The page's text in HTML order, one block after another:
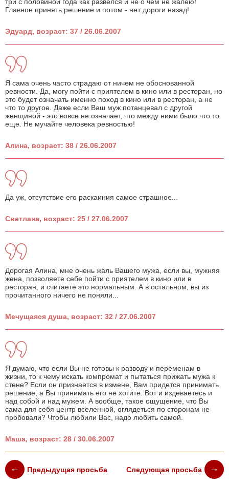
три с половиной года как развелся и не о чем не жалею!
Главное принять решение и потом - нет дороги назад!
Эдуард, возраст: 37 / 26.06.2007
Я сама очень часто страдаю от ничем не обоснованной
ревности. Да, могу пойти с приятелем в кино или в ресторан, но
это будет означать именно поход в кино или в ресторан, а не
что то другое. Даже если Ваш муж потанцевал с другой
женщиной - это вовсе не означает, что между ними было что то
еще. Не мучайте человека ревностью!
Алина, возраст: 38 / 26.06.2007
Да уж, отсутствие его раскаиния самое страшное...
Светлана, возраст: 25 / 27.06.2007
Дорогая Алина, мне очень жаль Вашего мужа, если вы, мужняя
жена, позволяете себе пойти с приятелем в кино или в
ресторан, и считаете это нормальным. А в остальном, вы из
прочитанного ничего не поняли...
Мечущаяся душа, возраст: 32 / 27.06.2007
Я думаю, что если Вы не готовы к разводу и переменам в
жизни, то к чему искать компромат и пытаться прижать мужа к
стене? Если он признается в измене, Вам придется принимать
решение, а Вы принимать его не хотите. Вот и издеваетесь и
над собой и над мужем. А вообще, такое ощущение, что Вы
сама для себя центр вселенной, оглядеться по сторонам не
пробовали? Чтобы любили Вас, надо любить самой.
Маша, возраст: 28 / 30.06.2007
Предыдущая просьба Следующая просьба